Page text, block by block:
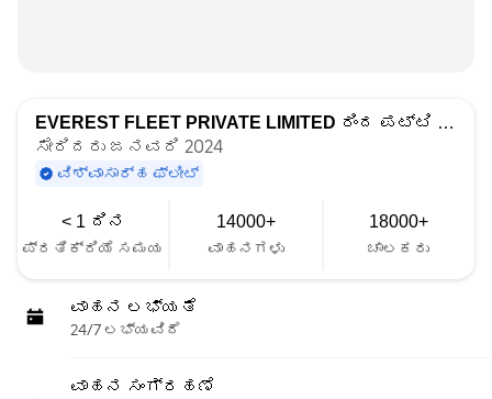
EVEREST FLEET PRIVATE LIMITED ರಿಂದ ಪಟ್ಟಿ ಮಾಡಲಾಗಿದೆ
ಸೇರಿದರು ಜನವರಿ 2024
ವಿಶ್ವಾಸಾರ್ಹ ಫ್ಲೀಟ್
< 1 ದಿನ
ಪ್ರತಿಕ್ರಿಯೆ ಸಮಯ
14000+
ವಾಹನಗಳು
18000+
ಚಾಲಕರು
ವಾಹನ ಲಭ್ಯತೆ
24/7 ಲಭ್ಯವಿದೆ
ವಾಹನ ಸಂಗ್ರಹಣೆ